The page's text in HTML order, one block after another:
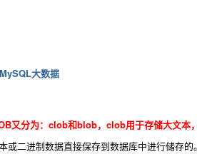
大数据
又分为：clob和blob，clob用于存储大文本
二进制数据直接保存到数据库中进行储存的。